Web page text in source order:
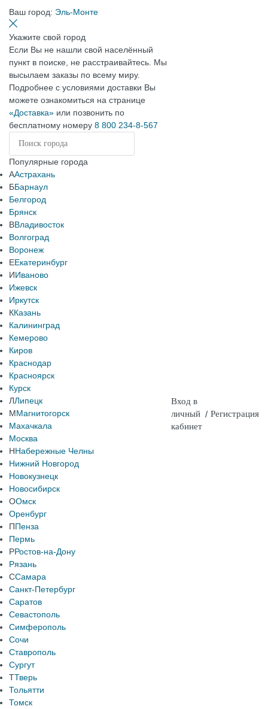
Ваш город: Эль-Монте
Укажите свой город
Если Вы не нашли свой населённый
пункт в поиске, не расстраивайтесь. Мы
высылаем заказы по всему миру.
Подробнее с условиями доставки Вы
можете ознакомиться на странице
«Доставка» или позвонить по
бесплатному номеру 8 800 234-8-567
Популярные города
ААстрахань
ББарнаул
Белгород
Брянск
ВВладивосток
Волгоград
Воронеж
ЕЕкатеринбург
ИИваново
Ижевск
Иркутск
ККазань
Калининград
Кемерово
Киров
Краснодар
Красноярск
Курск
ЛЛипецк
ММагнитогорск
Махачкала
Москва
ННабережные Челны
Нижний Новгород
Новокузнецк
Новосибирск
ООмск
Оренбург
ППенза
Пермь
РРостов-на-Дону
Рязань
ССамара
Санкт-Петербург
Саратов
Севастополь
Симферополь
Сочи
Ставрополь
Сургут
ТТверь
Тольятти
Томск
Вход в
личный
кабинет
/ Регистрация